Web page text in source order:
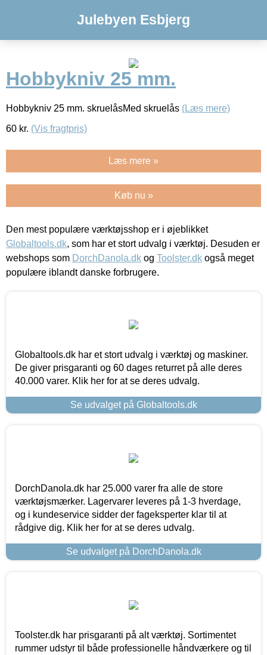
Julebyen Esbjerg
Hobbykniv 25 mm.
Hobbykniv 25 mm. skruelåsMed skruelås (Læs mere)
60 kr. (Vis fragtpris)
Læs mere »
Køb nu »
Den mest populære værktøjsshop er i øjeblikket
Globaltools.dk, som har et stort udvalg i værktøj. Desuden er
webshops som DorchDanola.dk og Toolster.dk også meget
populære iblandt danske forbrugere.
Globaltools.dk har et stort udvalg i værktøj og maskiner.
De giver prisgaranti og 60 dages returret på alle deres
40.000 varer. Klik her for at se deres udvalg.
Se udvalget på Globaltools.dk
DorchDanola.dk har 25.000 varer fra alle de store
værktøjsmærker. Lagervarer leveres på 1-3 hverdage,
og i kundeservice sidder der fageksperter klar til at
rådgive dig. Klik her for at se deres udvalg.
Se udvalget på DorchDanola.dk
Toolster.dk har prisgaranti på alt værktøj. Sortimentet
rummer udstyr til både professionelle håndværkere og til